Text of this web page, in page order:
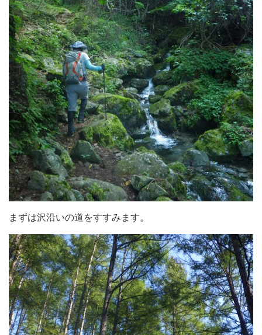
まずは沢沿いの道をすすみます。